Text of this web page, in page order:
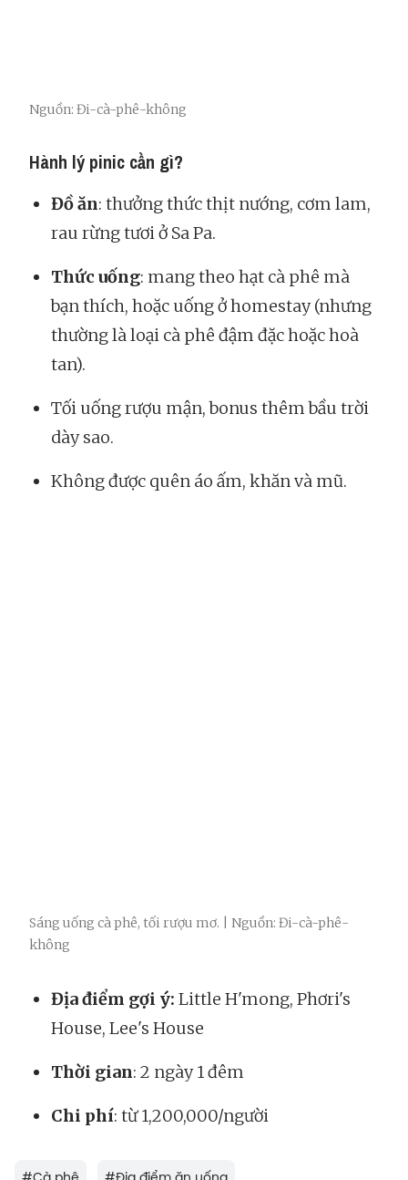
Nguồn: Đi-cà-phê-không
Hành lý pinic cần gì?
Đồ ăn: thưởng thức thịt nướng, cơm lam,
rau rừng tươi ở Sa Pa.
Thức uống: mang theo hạt cà phê mà
bạn thích, hoặc uống ở homestay (nhưng
thường là loại cà phê đậm đặc hoặc hoà
tan).
Tối uống rượu mận, bonus thêm bầu trời
dày sao.
Không được quên áo ấm, khăn và mũ.
Sáng uống cà phê, tối rượu mơ. | Nguồn: Đi-cà-phê-
không
Địa điểm gợi ý: Little H'mong, Phơri's
House, Lee's House
Thời gian: 2 ngày 1 đêm
Chi phí: từ 1,200,000/người